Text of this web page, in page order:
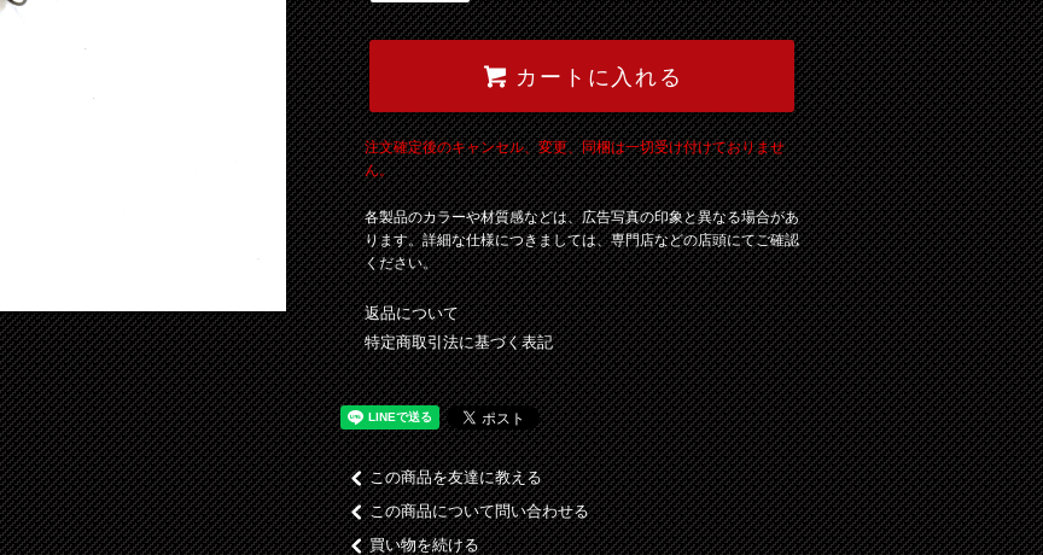
カートに入れる
注文確定後のキャンセル、変更、同梱は一切受け付けておりませ
ん。
各製品のカラーや材質感などは、広告写真の印象と異なる場合があ
ります。詳細な仕様につきましては、専門店などの店頭にてご確認
ください。
返品について
特定商取引法に基づく表記
この商品を友達に教える
この商品について問い合わせる
買い物を続ける